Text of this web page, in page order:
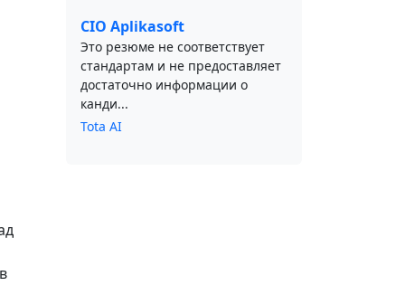
CIO Aplikasoft
Это резюме не соответствует
стандартам и не предоставляет
достаточно информации о
канди...
Tota AI